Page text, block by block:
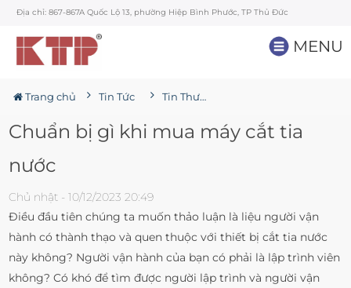
Địa chỉ: 867-867A Quốc Lộ 13, phường Hiệp Bình Phước, TP Thủ Đức
MENU
Trang chủ Tin Tức Tin Thương hiệu
Chuẩn bị gì khi mua máy cắt tia
nước
Chủ nhật - 10/12/2023 20:49
Điều đầu tiên chúng ta muốn thảo luận là liệu người vận
hành có thành thạo và quen thuộc với thiết bị cắt tia nước
này không? Người vận hành của bạn có phải là lập trình viên
không? Có khó để tìm được người lập trình và người vận